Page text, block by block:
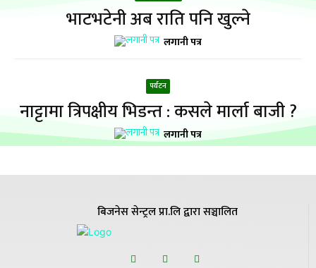
भाटभटेनी अब राति पनि खुल्ने
लगानी पत्र
पर्यटन
नाट्टामा त्रिपक्षीय भिडन्त : कसले मार्ला बाजी ?
लगानी पत्र
बिजनेस सेन्ट्रल प्रा.लि द्वारा सञ्चालित